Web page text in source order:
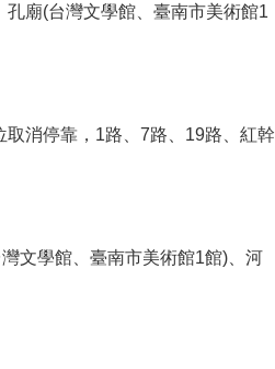
廟(台灣文學館、臺南市美術館1
消停靠，1路、7路、19路、紅幹
文學館、臺南市美術館1館)、河